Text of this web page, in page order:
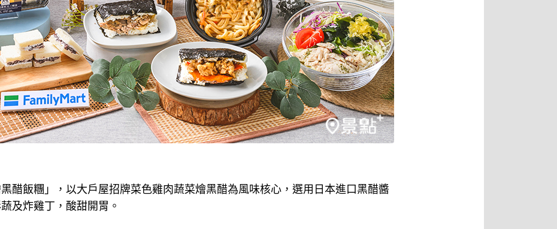
醋飯糰」，以大戶屋招牌菜色雞肉蔬菜燴黑醋為風味核心，選用日本進口黑醋醬
及炸雞丁，酸甜開胃。